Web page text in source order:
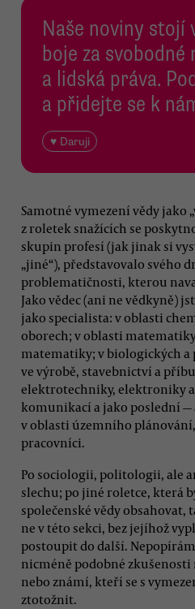
Naše noviny stojí
boje za
a lidská práva.
a přidejte se k
♥ Daruji
Samotné vymezení vědy jako
z roletek snažících se
skupin profesí (jak jinak si
„jiné“), představovalo svého
problematičnosti, kterou
Jako vědec (ani ne vědkyně)
jako specialista: v oblasti
oborech; v oblasti
matematiky; v biologických a
ve výrobě, stavebnictví a
elektrotechniky, elektroniky
komunikací a jako poslední
v oblasti územního
pracovníci.
Po sociologii, politologii, ale
slechu; po jiné roletce, která
společenské vědy obsahovat,
ne v této sekci, bez jejíhož
postoupit do další.
nicméně podobné
nebo známí, kteří se s
ztotožnit.